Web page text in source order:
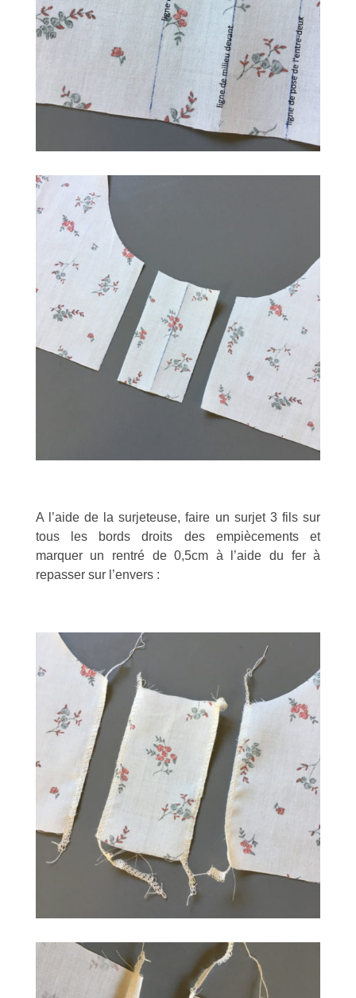
A l’aide de la surjeteuse, faire un surjet 3 fils sur
tous les bords droits des empiècements et
marquer un rentré de 0,5cm à l’aide du fer à
repasser sur l’envers :